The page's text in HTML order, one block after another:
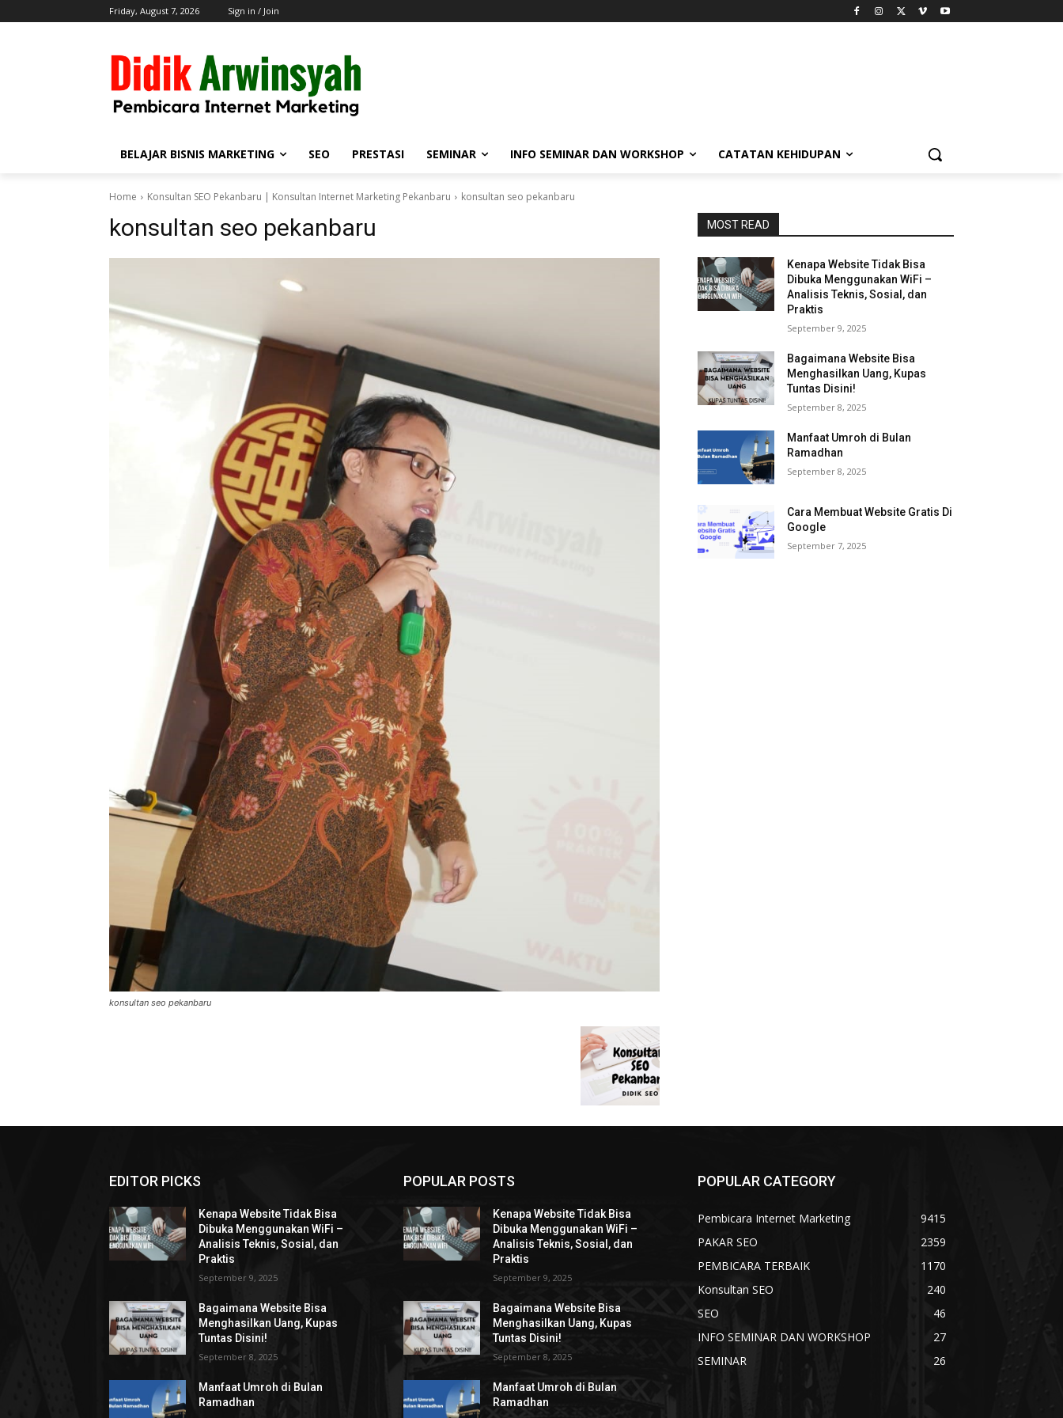
Friday, August 7, 2026 Sign in / Join
BELAJAR BISNIS MARKETING SEO PRESTASI SEMINAR INFO SEMINAR DAN WORKSHOP CATATAN KEHIDUPAN
Home Konsultan SEO Pekanbaru | Konsultan Internet Marketing Pekanbaru konsultan seo pekanbaru
konsultan seo pekanbaru
konsultan seo pekanbaru
MOST READ
Kenapa Website Tidak Bisa
Dibuka Menggunakan WiFi –
Analisis Teknis, Sosial, dan
Praktis
September 9, 2025
Bagaimana Website Bisa
Menghasilkan Uang, Kupas
Tuntas Disini!
September 8, 2025
Manfaat Umroh di Bulan
Ramadhan
September 8, 2025
Cara Membuat Website Gratis Di
Google
September 7, 2025
EDITOR PICKS
Kenapa Website Tidak Bisa
Dibuka Menggunakan WiFi –
Analisis Teknis, Sosial, dan
Praktis
September 9, 2025
Bagaimana Website Bisa
Menghasilkan Uang, Kupas
Tuntas Disini!
September 8, 2025
Manfaat Umroh di Bulan
Ramadhan
POPULAR POSTS
Kenapa Website Tidak Bisa
Dibuka Menggunakan WiFi –
Analisis Teknis, Sosial, dan
Praktis
September 9, 2025
Bagaimana Website Bisa
Menghasilkan Uang, Kupas
Tuntas Disini!
September 8, 2025
Manfaat Umroh di Bulan
Ramadhan
POPULAR CATEGORY
Pembicara Internet Marketing
9415
PAKAR SEO
2359
PEMBICARA TERBAIK
1170
Konsultan SEO
240
SEO
46
INFO SEMINAR DAN WORKSHOP
27
SEMINAR
26